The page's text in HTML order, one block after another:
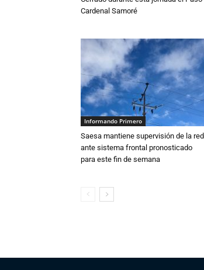
Cardenal Samoré
Informando Primero
Saesa mantiene supervisión de la red
ante sistema frontal pronosticado
para este fin de semana